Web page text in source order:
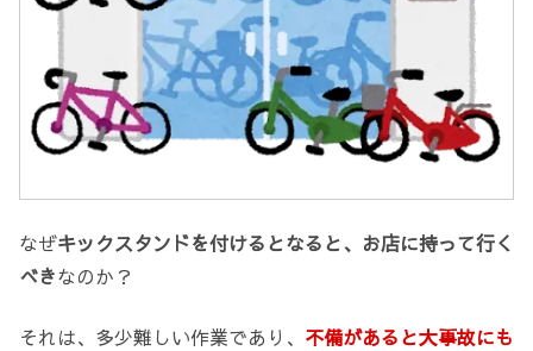
なぜキックスタンドを付けるとなると、お店に持って行く
べきなのか？
それは、多少難しい作業であり、 不備があると大事故にも